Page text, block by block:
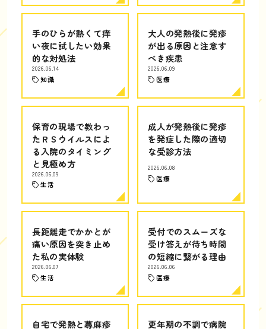
手のひらが熱くて痒
い夜に試したい効果
的な対処法
2026.06.14
知識
大人の発熱後に発疹
が出る原因と注意す
べき疾患
2026.06.09
医療
保育の現場で教わっ
たＲＳウイルスによ
る入院のタイミング
と見極め方
2026.06.09
生活
成人が発熱後に発疹
を発症した際の適切
な受診方法
2026.06.08
医療
長距離走でかかとが
痛い原因を突き止め
た私の実体験
2026.06.07
生活
受付でのスムーズな
受け答えが待ち時間
の短縮に繋がる理由
2026.06.06
医療
自宅で発熱と蕁麻疹
更年期の不調で病院